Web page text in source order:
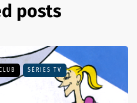
posts
SÉRIES TV